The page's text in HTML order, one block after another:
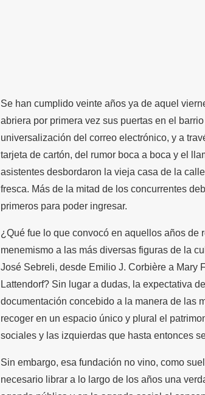
Se han cumplido veinte años ya de aquel
abriera por primera vez sus puertas en el
universalización del correo electrónico, y a
tarjeta de cartón, del rumor boca a boca y el
asistentes desbordaron la vieja casa de la
fresca. Más de la mitad de los concurrentes
primeros para poder ingresar.
¿Qué fue lo que convocó en aquellos años de
menemismo a las más diversas figuras de la
José Sebreli, desde Emilio J. Corbière a Mary
Lattendorf? Sin lugar a dudas, la expectativa
documentación concebido a la manera de las
recoger en un espacio único y plural el
sociales y las izquierdas que hasta entonces
Sin embargo, esa fundación no vino, como
necesario librar a lo largo de los años una